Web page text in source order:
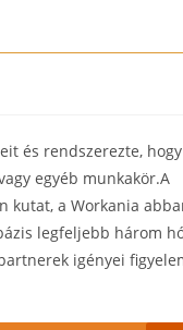
és rendszerezte,
egyéb munkakör.A
kutat, a Workania
legfeljebb három
igényei